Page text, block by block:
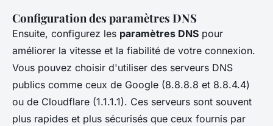
Configuration des paramètres DNS
Ensuite, configurez les paramètres DNS pour
améliorer la vitesse et la fiabilité de votre connexion.
Vous pouvez choisir d'utiliser des serveurs DNS
publics comme ceux de Google (8.8.8.8 et 8.8.4.4)
ou de Cloudflare (1.1.1.1). Ces serveurs sont souvent
plus rapides et plus sécurisés que ceux fournis par